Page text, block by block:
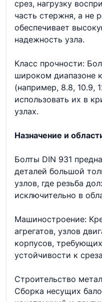
срез, нагрузку
часть стержня, а не
обеспечивает
надежность узла.
Класс прочности:
широком диапазоне
(например, 8.8, 10.9,
использовать их в
узлах.
Назначение и
Болты DIN 931
деталей большой
узлов, где резьба
исключительно в
Машиностроение:
агрегатов, узлов
корпусов,
устойчивости к
Строительство
Сборка несущих